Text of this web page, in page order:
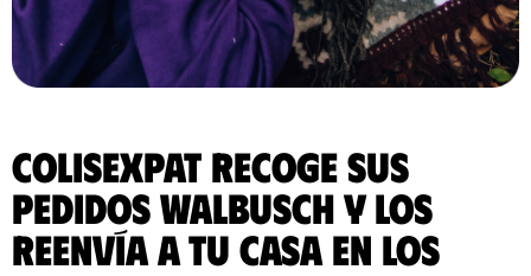
ColisExpat recoge sus
pedidos Walbusch y los
reenvía a tu casa en los